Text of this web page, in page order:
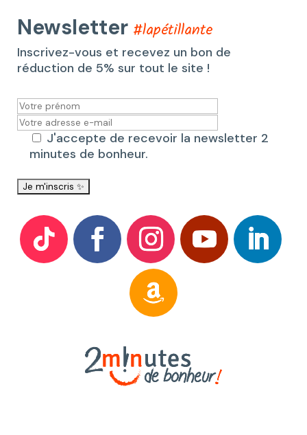
Newsletter #lapétillante
Inscrivez-vous et recevez un bon de
réduction de 5% sur tout le site !
J'accepte de recevoir la newsletter 2
minutes de bonheur.